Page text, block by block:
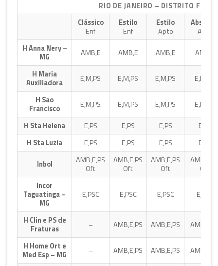
RIO DE JANEIRO – DISTRITO
Clássico
Enf
Estilo
Enf
Estilo
Apto
Apto
H Anna Nery –
MG
AMB,E AMB,E AMB,E
AMB,E
H Maria
Auxiliadora
E,M,PS E,M,PS E,M,PS
E,M,PS
H Sao
Francisco
E,M,PS E,M,PS E,M,PS
E,M,PS
H Sta Helena
E,PS E,PS E,PS
E,PS
H Sta Luzia
E,PS E,PS E,PS
E,PS
Inbol
AMB,E,PS
Oft
AMB,E,PS
Oft
AMB,E,PS
Oft
Oft
Incor
Taguatinga –
MG
E,PSC E,PSC E,PSC E,PSC
H Clin e PS de
Fraturas
– AMB,E,PS AMB,E,PS
H Home Ort e
Med Esp – MG
– AMB,E,PS AMB,E,PS